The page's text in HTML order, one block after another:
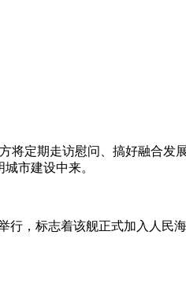
将定期走访慰问、搞好融合
市建设中来。
，标志着该舰正式加入人民海